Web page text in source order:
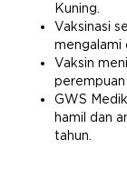
Kuning.
Vaksinasi
mengalami
Vaksin
perempuan
GWS
hamil dan
tahun.